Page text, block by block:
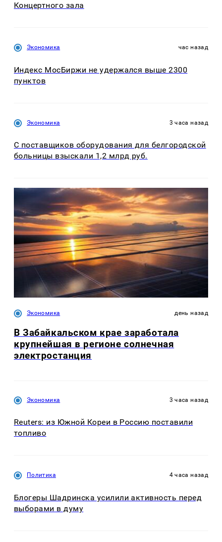
Концертного зала
Экономика час назад
Индекс МосБиржи не удержался выше 2300
пунктов
Экономика 3 часа назад
С поставщиков оборудования для белгородской
больницы взыскали 1,2 млрд руб.
Экономика день назад
В Забайкальском крае заработала
крупнейшая в регионе солнечная
электростанция
Экономика 3 часа назад
Reuters: из Южной Кореи в Россию поставили
топливо
Политика 4 часа назад
Блогеры Шадринска усилили активность перед
выборами в думу